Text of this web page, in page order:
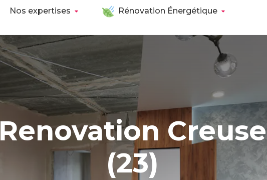
Nos expertises
Rénovation Énergétique
Renovation Creuse
(23)